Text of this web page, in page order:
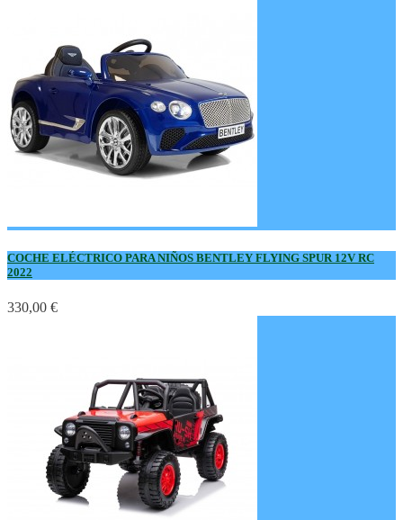
COCHE ELÉCTRICO PARA NIÑOS BENTLEY FLYING SPUR 12V RC
2022
330,00 €